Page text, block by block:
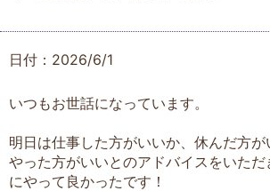
日付：2026/6/1
いつもお世話になっています。
明日は仕事した方がいいか、休んだ方
やった方がいいとのアドバイスをいただ
にやって良かったです！